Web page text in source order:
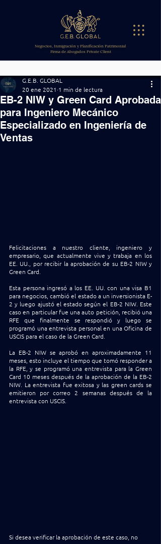
Negocios, Inmigración y Planificación Patrimonial
Firma de Abogados Private Client
EB-2 NIW y Green Card Aprobada
para Ingeniero Mecánico
Especializado en Ingeniería de
Ventas
G.E.B. GLOBAL
20 ene 2021 1 min de lectura
Felicitaciones a nuestro cliente, ingeniero y
empresario, que actualmente vive y trabaja en los
EE. UU., por recibir la aprobación de su EB-2 NIW y
Green Card.
Esta persona ingresó a los EE. UU. con una visa B1
para negocios, cambió el estado a un inversionista E-
2 y luego ajustó el estado según el EB-2 NIW. Este
caso en particular fue una auto petición, recibió una
RFE que finalmente se respondió y luego se
programó una entrevista personal en una Oficina de
USCIS para el caso de la Green Card.
La EB-2 NIW se aprobó en aproximadamente 11
meses, esto incluye el tiempo que tomó responder a
la RFE, y se programó una entrevista para la Green
Card 10 meses después de la aprobación de la EB-2
NIW. La entrevista fue exitosa y las green cards se
emitieron por correo 2 semanas después de la
entrevista con USCIS.
Si desea verificar la aprobación de este caso, no